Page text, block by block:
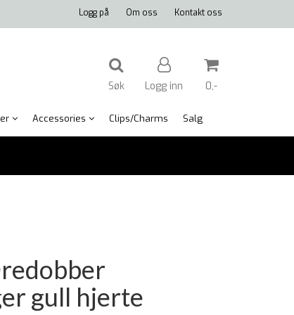
Logg på Om oss Kontakt oss
Søk Logg inn 0,-
Accessories Clips/Charms Salg
gull hjerte